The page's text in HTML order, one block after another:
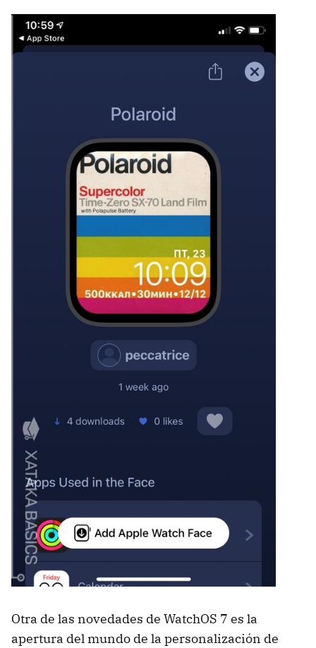
Otra de las novedades de WatchOS 7 es la
apertura del mundo de la personalización de